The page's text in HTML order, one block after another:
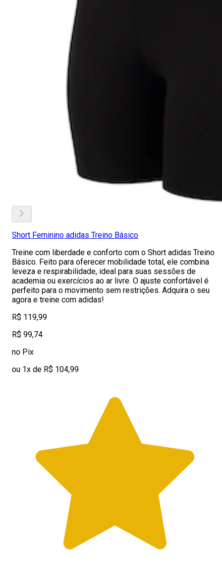
Short Feminino adidas Treino Básico
Treine com liberdade e conforto com o Short adidas Treino
Básico. Feito para oferecer mobilidade total, ele combina
leveza e respirabilidade, ideal para suas sessões de
academia ou exercícios ao ar livre. O ajuste confortável é
perfeito para o movimento sem restrições. Adquira o seu
agora e treine com adidas!
R$ 119,99
R$ 99,74
no Pix
ou 1x de R$ 104,99